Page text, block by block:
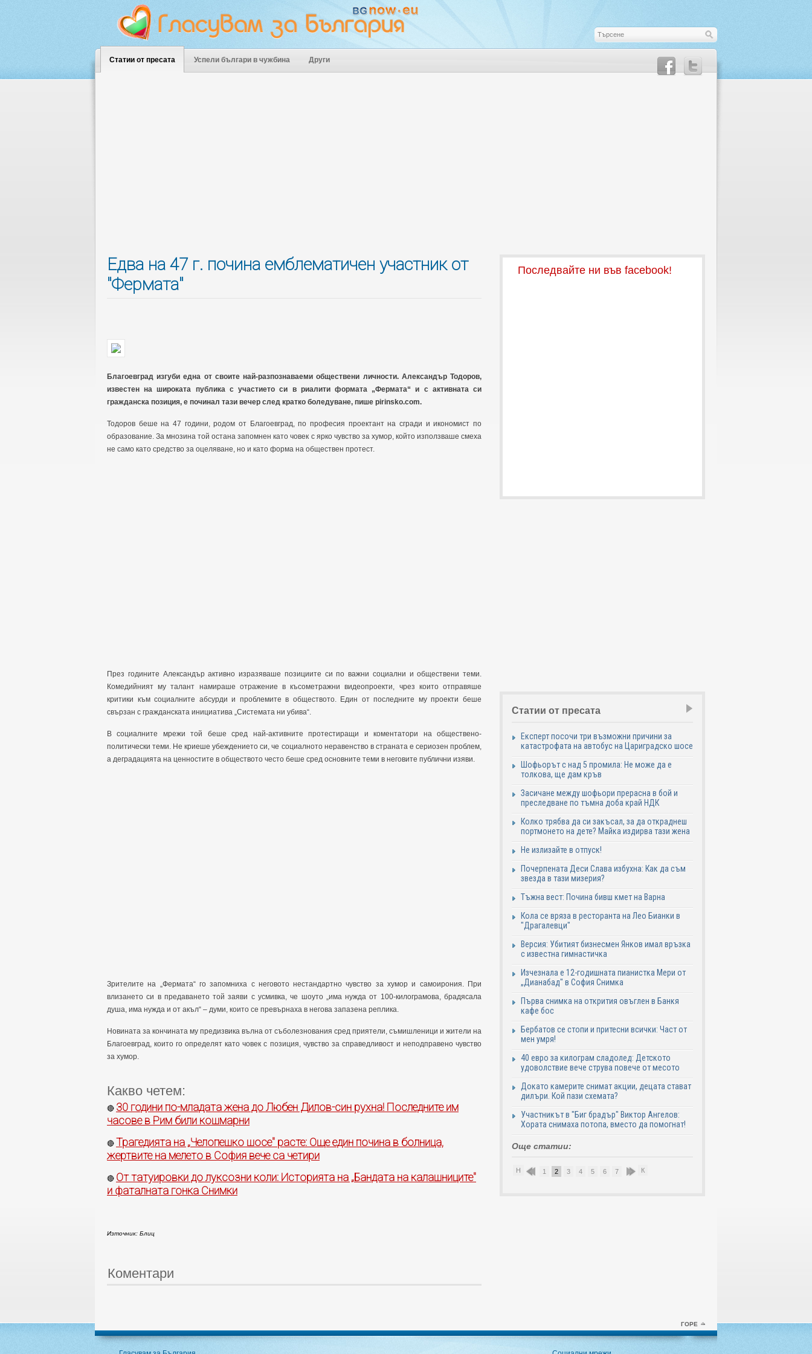
Статии от пресата Успели българи в чужбина Други
Едва на 47 г. почина емблематичен участник от
"Фермата"
Благоевград изгуби една от своите най-разпознаваеми обществени личности. Александър Тодоров,
известен на широката публика с участието си в риалити формата „Фермата“ и с активната си
гражданска позиция, е починал тази вечер след кратко боледуване, пише pirinsko.com.
Тодоров беше на 47 години, родом от Благоевград, по професия проектант на сгради и икономист по
образование. За мнозина той остана запомнен като човек с ярко чувство за хумор, който използваше смеха
не само като средство за оцеляване, но и като форма на обществен протест.
През годините Александър активно изразяваше позициите си по важни социални и обществени теми.
Комедийният му талант намираше отражение в късометражни видеопроекти, чрез които отправяше
критики към социалните абсурди и проблемите в обществото. Един от последните му проекти беше
свързан с гражданската инициатива „Системата ни убива“.
В социалните мрежи той беше сред най-активните протестиращи и коментатори на обществено-
политически теми. Не криеше убеждението си, че социалното неравенство в страната е сериозен проблем,
а деградацията на ценностите в обществото често беше сред основните теми в неговите публични изяви.
Зрителите на „Фермата“ го запомниха с неговото нестандартно чувство за хумор и самоирония. При
влизането си в предаването той заяви с усмивка, че шоуто „има нужда от 100-килограмова, брадясала
душа, има нужда и от акъл“ – думи, които се превърнаха в негова запазена реплика.
Новината за кончината му предизвика вълна от съболезнования сред приятели, съмишленици и жители на
Благоевград, които го определят като човек с позиция, чувство за справедливост и неподправено чувство
за хумор.
Какво четем:
🔴 30 години по-младата жена до Любен Дилов-син рухна! Последните им
часове в Рим били кошмарни
🔴 Трагедията на „Челопешко шосе" расте: Още един почина в болница,
жертвите на мелето в София вече са четири
🔴 От татуировки до луксозни коли: Историята на „Бандата на калашниците"
и фаталната гонка Снимки
Източник: Блиц
Коментари
Последвайте ни във facebook!
Статии от пресата
Експерт посочи три възможни причини за
катастрофата на автобус на Цариградско шосе
Шофьорът с над 5 промила: Не може да е
толкова, ще дам кръв
Засичане между шофьори прерасна в бой и
преследване по тъмна доба край НДК
Колко трябва да си закъсал, за да откраднеш
портмонето на дете? Майка издирва тази жена
Не излизайте в отпуск!
Почерпената Деси Слава избухна: Как да съм
звезда в тази мизерия?
Тъжна вест: Почина бивш кмет на Варна
Кола се вряза в ресторанта на Лео Бианки в
"Драгалевци"
Версия: Убитият бизнесмен Янков имал връзка
с известна гимнастичка
Изчезнала е 12-годишната пианистка Мери от
„Дианабад" в София Снимка
Първа снимка на открития овъглен в Банкя
кафе бос
Бербатов се стопи и притесни всички: Част от
мен умря!
40 евро за килограм сладолед: Детското
удоволствие вече струва повече от месото
Докато камерите снимат акции, децата стават
дилъри. Кой пази схемата?
Участникът в "Биг брадър" Виктор Ангелов:
Хората снимаха потопа, вместо да помогнат!
Още статии:
Н 1 2 3 4 5 6 7 8 9К
ГОРЕ